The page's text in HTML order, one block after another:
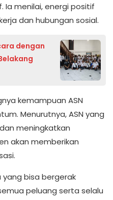
Ia menilai, energi positif
dan hubungan sosial.
dengan
kemampuan ASN
Menurutnya, ASN yang
meningkatkan
akan memberikan
bisa bergerak
peluang serta selalu